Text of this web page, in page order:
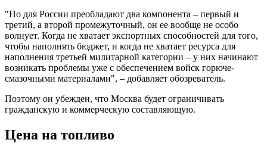
"Но для России преобладают два компонента – первый и
третий, а второй промежуточный, он ее вообще не особо
волнует. Когда не хватает экспортных способностей для того,
чтобы наполнять бюджет, и когда не хватает ресурса для
наполнения третьей милитарной категории – у них начинают
возникать проблемы уже с обеспечением войск горюче-
смазочными материалами", – добавляет обозреватель.
Поэтому он убежден, что Москва будет ограничивать
гражданскую и коммерческую составляющую.
Цена на топливо